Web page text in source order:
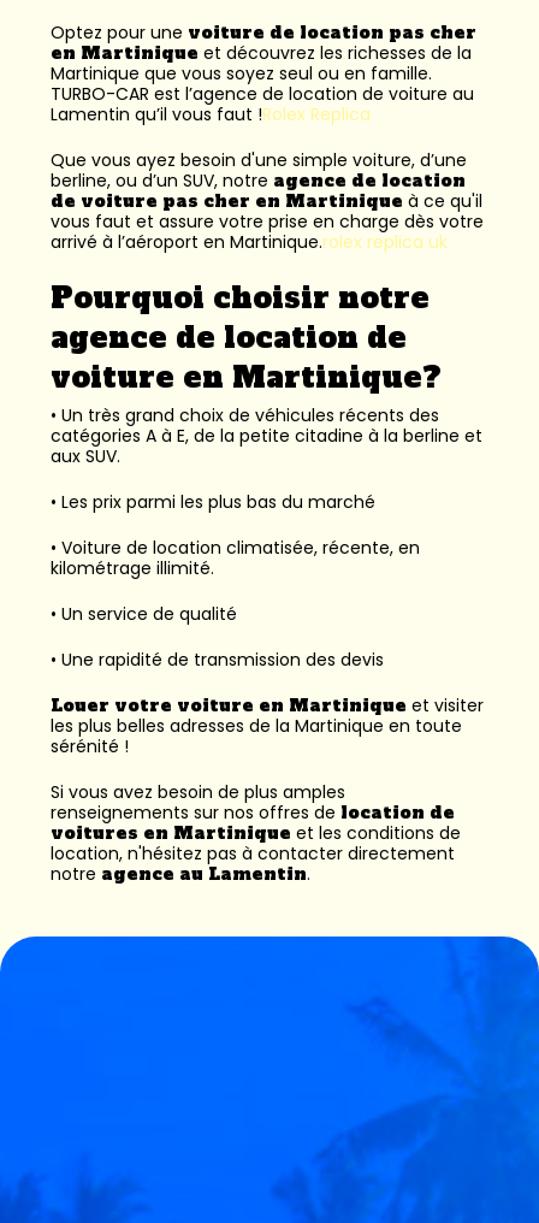
Optez pour une voiture de location pas cher
en Martinique et découvrez les richesses de la
Martinique que vous soyez seul ou en famille.
TURBO-CAR est l’agence de location de voiture au
Lamentin qu’il vous faut !Rolex Replica
Que vous ayez besoin d'une simple voiture, d’une
berline, ou d’un SUV, notre agence de location
de voiture pas cher en Martinique à ce qu'il
vous faut et assure votre prise en charge dès votre
arrivé à l’aéroport en Martinique.rolex replica uk
Pourquoi choisir notre
agence de location de
voiture en Martinique?
• Un très grand choix de véhicules récents des
catégories A à E, de la petite citadine à la berline et
aux SUV.
• Les prix parmi les plus bas du marché
• Voiture de location climatisée, récente, en
kilométrage illimité.
• Un service de qualité
• Une rapidité de transmission des devis
Louer votre voiture en Martinique et visiter
les plus belles adresses de la Martinique en toute
sérénité !
Si vous avez besoin de plus amples
renseignements sur nos offres de location de
voitures en Martinique et les conditions de
location, n'hésitez pas à contacter directement
notre agence au Lamentin.